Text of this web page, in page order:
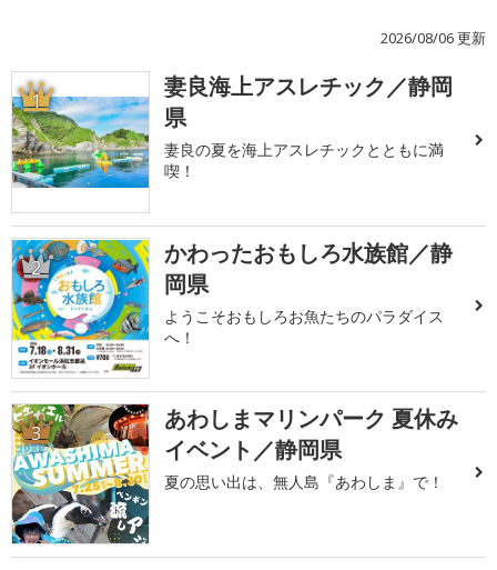
2026/08/06 更新
1
妻良海上アスレチック／静岡
県
妻良の夏を海上アスレチックとともに満
喫！
2
かわったおもしろ水族館／静
岡県
ようこそおもしろお魚たちのパラダイス
へ！
3
あわしまマリンパーク 夏休み
イベント／静岡県
夏の思い出は、無人島『あわしま』で！